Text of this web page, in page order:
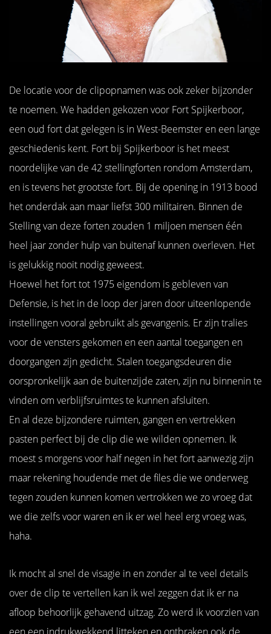
De locatie voor de clipopnamen was ook zeker bijzonder
te noemen. We hadden gekozen voor Fort Spijkerboor,
een oud fort dat gelegen is in West-Beemster en een lange
geschiedenis kent. Fort bij Spijkerboor is het meest
noordelijke van de 42 stellingforten rondom Amsterdam,
en is tevens het grootste fort. Bij de opening in 1913 bood
het onderdak aan maar liefst 300 militairen. Binnen de
Stelling van deze forten zouden 1 miljoen mensen één
heel jaar zonder hulp van buitenaf kunnen overleven. Het
is gelukkig nooit nodig geweest.
Hoewel het fort tot 1975 eigendom is gebleven van
Defensie, is het in de loop der jaren door uiteenlopende
instellingen vooral gebruikt als gevangenis. Er zijn tralies
voor de vensters gekomen en een aantal toegangen en
doorgangen zijn gedicht. Stalen toegangsdeuren die
oorspronkelijk aan de buitenzijde zaten, zijn nu binnenin te
vinden om verblijfsruimtes te kunnen afsluiten.
En al deze bijzondere ruimten, gangen en vertrekken
pasten perfect bij de clip die we wilden opnemen. Ik
moest s morgens voor half negen in het fort aanwezig zijn
maar rekening houdende met de files die we onderweg
tegen zouden kunnen komen vertrokken we zo vroeg dat
we die zelfs voor waren en ik er wel heel erg vroeg was,
haha.
Ik mocht al snel de visagie in en zonder al te veel details
over de clip te vertellen kan ik wel zeggen dat ik er na
afloop behoorlijk gehavend uitzag. Zo werd ik voorzien van